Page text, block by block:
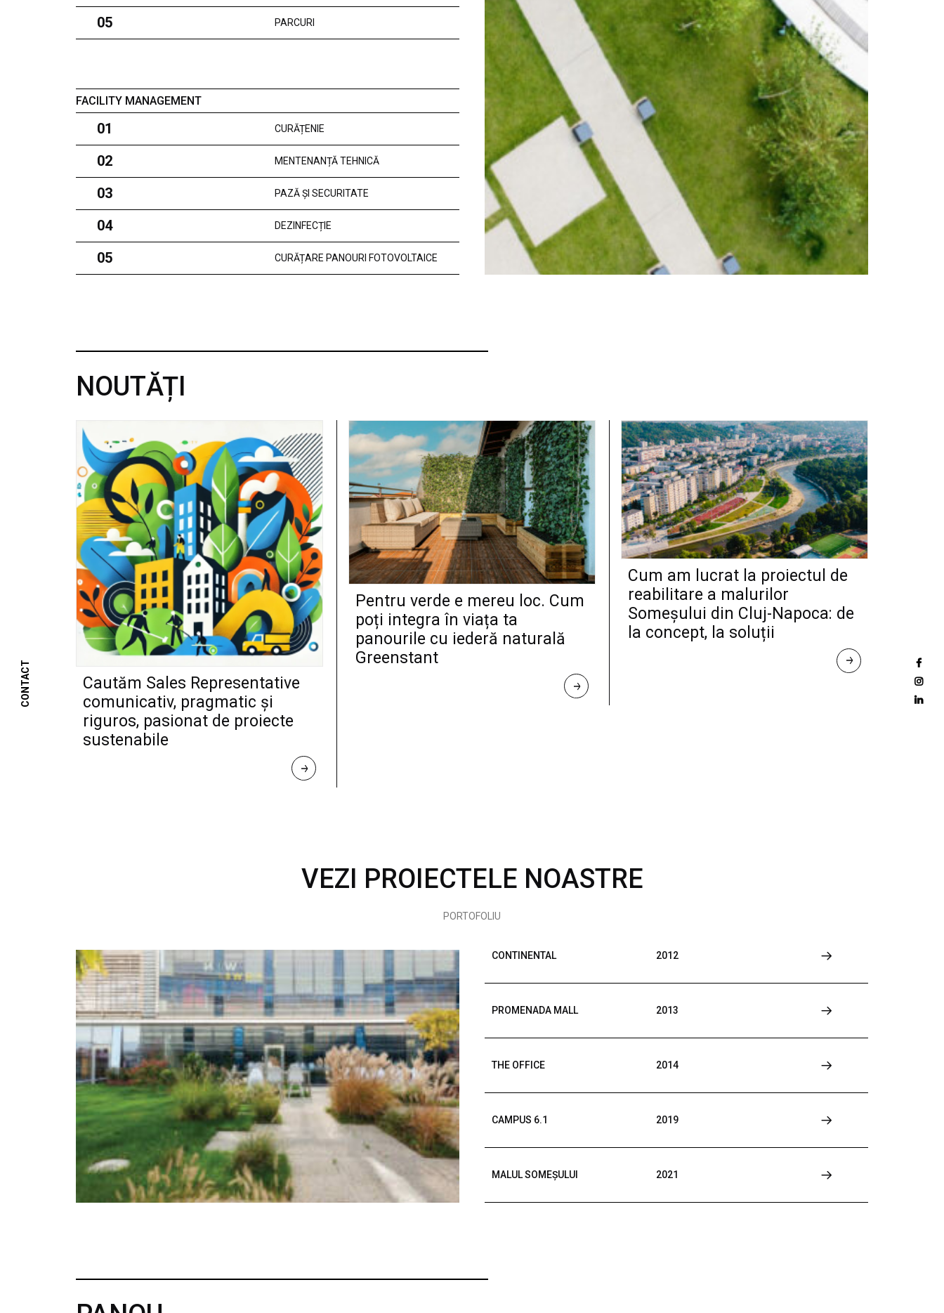
05 PARCURI
FACILITY MANAGEMENT
01 CURĂȚENIE
02 MENTENANȚĂ TEHNICĂ
03 PAZĂ ȘI SECURITATE
04 DEZINFECȚIE
05 CURĂȚARE PANOURI FOTOVOLTAICE
NOUTĂȚI
Cautăm Sales Representative
comunicativ, pragmatic și
riguros, pasionat de proiecte
sustenabile
R
E
Pentru verde e mereu loc. Cum
poți integra în viața ta
panourile cu iederă naturală
Greenstant
R
E
Cum am lucrat la proiectul de
reabilitare a malurilor
Someșului din Cluj-Napoca: de
la concept, la soluții
R
VEZI PROIECTELE NOASTRE
PORTOFOLIU
CONTINENTAL 2012
PROMENADA MALL 2013
THE OFFICE 2014
CAMPUS 6.1 2019
MALUL SOMEȘULUI 2021
CONTACT